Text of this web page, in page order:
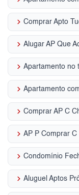
keyboard_arrow_right Comprar Apto
keyboard_arrow_right
keyboard_arrow_right Apartamento no
keyboard_arrow_right
keyboard_arrow_right
keyboard_arrow_right AP P Comprar
keyboard_arrow_right
keyboard_arrow_right Aluguel Aptos